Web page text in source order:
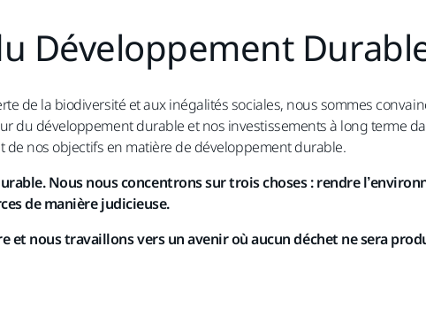
Développement
de la biodiversité et aux inégalités sociales, nous sommes
du développement durable et nos investissements à long terme
nos objectifs en matière de développement durable.
Nous nous concentrons sur trois choses : rendre
de manière judicieuse.
et nous travaillons vers un avenir où aucun déchet ne sera